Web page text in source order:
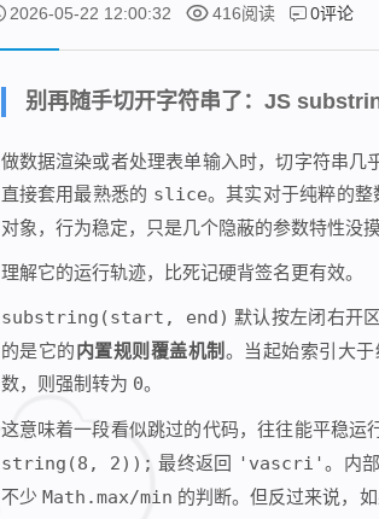
2026-05-22 12:00:32 416阅读 0评论
别再随手切开字符串了：JS
做数据渲染或者处理表单输入时，切字符串
直接套用最熟悉的 slice。其实对于纯粹的整
对象，行为稳定，只是几个隐蔽的参数特性没
理解它的运行轨迹，比死记硬背签名更有效。
substring(start, end) 默认按左闭右开
的是它的内置规则覆盖机制 。当起始索引大
数，则强制转为 0。
这意味着一段看似跳过的代码，往往能平稳运
string(8, 2)); 最终返回 'vascri'。内
不少 Math.max/min 的判断。但反过来说，